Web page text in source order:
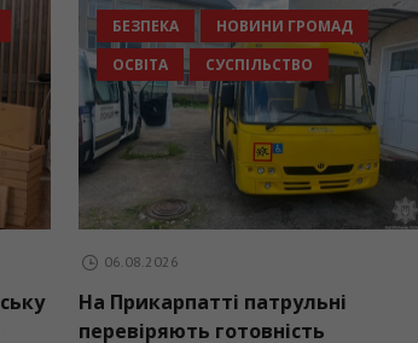
ЗСУ МІСТО СУСПІЛЬСТВО
06.08.2026
Підтримка фронту: у Франківську
реалізували чергові проєкти